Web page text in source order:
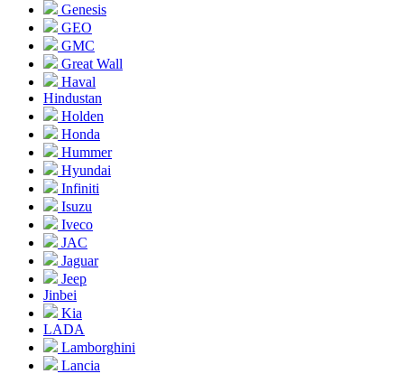
Genesis
GEO
GMC
Great Wall
Haval
Hindustan
Holden
Honda
Hummer
Hyundai
Infiniti
Isuzu
Iveco
JAC
Jaguar
Jeep
Jinbei
Kia
LADA
Lamborghini
Lancia